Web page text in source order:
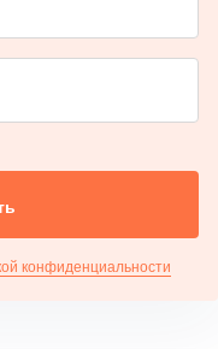
конфиденциальности